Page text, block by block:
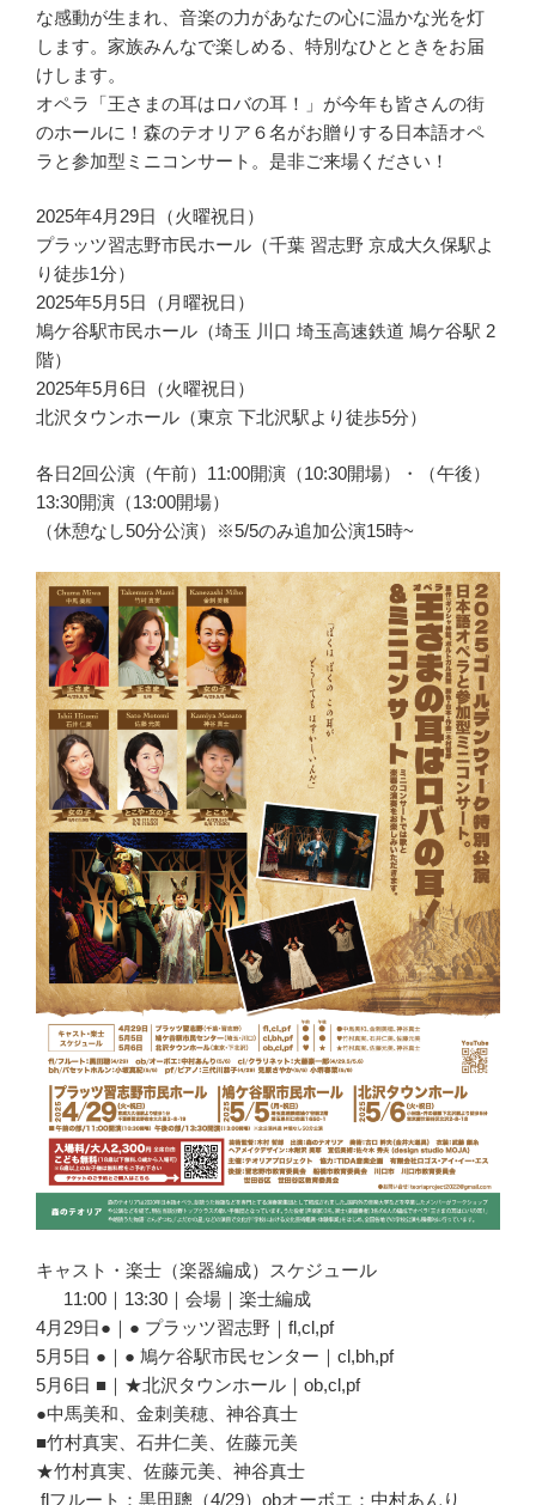
な感動が生まれ、音楽の力があなたの心に温かな光を灯
します。家族みんなで楽しめる、特別なひとときをお届
けします。
オペラ「王さまの耳はロバの耳！」が今年も皆さんの街
のホールに！森のテオリア６名がお贈りする日本語オペ
ラと参加型ミニコンサート。是非ご来場ください！
2025年4月29日（火曜祝日）
プラッツ習志野市民ホール（千葉 習志野 京成大久保駅よ
り徒歩1分）
2025年5月5日（月曜祝日）
鳩ケ谷駅市民ホール（埼玉 川口 埼玉高速鉄道 鳩ケ谷駅 2
階）
2025年5月6日（火曜祝日）
北沢タウンホール（東京 下北沢駅より徒歩5分）
各日2回公演（午前）11:00開演（10:30開場）・（午後）
13:30開演（13:00開場）
（休憩なし50分公演）※5/5のみ追加公演15時~
キャスト・楽士（楽器編成）スケジュール
11:00｜13:30｜会場｜楽士編成
4月29日●｜● プラッツ習志野｜fl,cl,pf
5月5日 ●｜● 鳩ケ谷駅市民センター｜cl,bh,pf
5月6日 ■｜★北沢タウンホール｜ob,cl,pf
●中馬美和、金刺美穂、神谷真士
■竹村真実、石井仁美、佐藤元美
★竹村真実、佐藤元美、神谷真士
flフルート：黒田聰（4/29）obオーボエ：中村あんり